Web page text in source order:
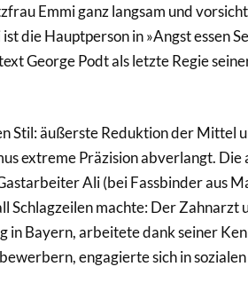
Emmi ganz langsam und
die Hauptperson in »Angst essen
George Podt als letzte Regie
Stil: äußerste Reduktion der Mittel
extreme Präzision abverlangt.
Ali (bei Fassbinder aus
Schlagzeilen machte: Der
in Bayern, arbeitete dank seiner
engagierte sich in